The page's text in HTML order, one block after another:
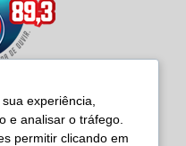
experiência,
e analisar o tráfego.
permitir clicando em